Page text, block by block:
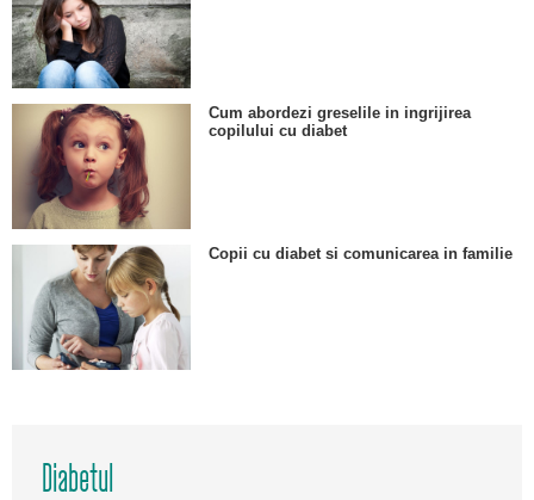
Cum abordezi greselile in ingrijirea
copilului cu diabet
Copii cu diabet si comunicarea in familie
Diabetul